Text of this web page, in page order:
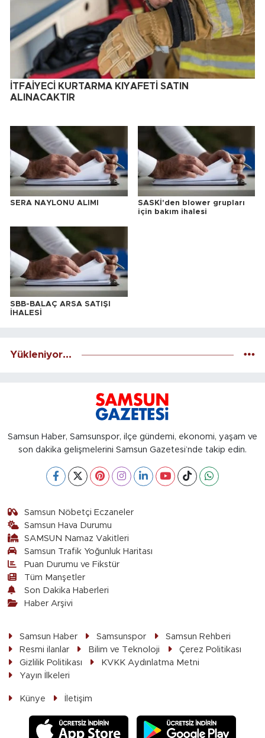
İTFAİYECİ KURTARMA KIYAFETİ SATIN
ALINACAKTIR
SERA NAYLONU ALIMI
SASKİ'den blower grupları
için bakım ihalesi
SBB-BALAÇ ARSA SATIŞI
İHALESİ
Yükleniyor...
Samsun Haber, Samsunspor, ilçe gündemi, ekonomi, yaşam ve
son dakika gelişmelerini Samsun Gazetesi’nde takip edin.
Samsun Nöbetçi Eczaneler
Samsun Hava Durumu
SAMSUN Namaz Vakitleri
Samsun Trafik Yoğunluk Haritası
Puan Durumu ve Fikstür
Tüm Manşetler
Son Dakika Haberleri
Haber Arşivi
Samsun Haber Samsunspor
Samsun Rehberi
Resmi ilanlar
Bilim ve Teknoloji
Çerez Politikası
Gizlilik Politikası
KVKK Aydınlatma Metni
Yayın İlkeleri
Künye İletişim